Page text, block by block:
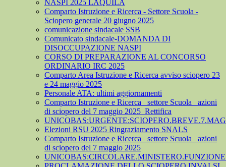
NASPI 2025 LAQUILA
Comparto Istruzione e Ricerca - Settore Scuola -
Sciopero generale 20 giugno 2025
comunicazione sindacale SSB
Comunicato sindacale-DOMANDA DI
DISOCCUPAZIONE NASPI
CORSO DI PREPARAZIONE AL CONCORSO
ORDINARIO IRC 2025
Comparto Area Istruzione e Ricerca avviso sciopero 23
e 24 maggio 2025
Personale ATA: ultimi aggiornamenti
Comparto Istruzione e Ricerca_ settore Scuola_ azioni
di sciopero del 7 maggio 2025_Rettifica
Elezioni RSU 2025 Ringraziamento SNALS
Comparto Istruzione e Ricerca_ settore Scuola_ azioni
di sciopero del 7 maggio 2025